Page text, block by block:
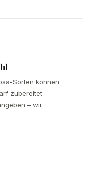
Sorten können
zubereitet
– wir